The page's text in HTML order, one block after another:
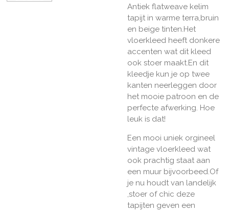
Antiek flatweave kelim
tapijt in warme terra,bruin
en beige tinten.Het
vloerkleed heeft donkere
accenten wat dit kleed
ook stoer maakt.En dit
kleedje kun je op twee
kanten neerleggen door
het mooie patroon en de
perfecte afwerking. Hoe
leuk is dat!
Een mooi uniek orgineel
vintage vloerkleed wat
ook prachtig staat aan
een muur bijvoorbeed.Of
je nu houdt van landelijk
,stoer of chic deze
tapijten geven een